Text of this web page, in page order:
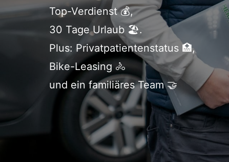
Top-Verdienst 💰,
30 Tage Urlaub 🏖️.
Plus: Privatpatientenstatus 🏥,
Bike-Leasing 🚴
und ein familiäres Team 🤝